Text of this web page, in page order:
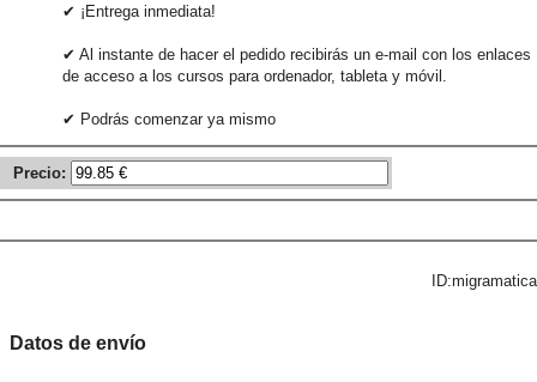
✔ ¡Entrega inmediata!
✔ Al instante de hacer el pedido recibirás un e-mail con los enlaces
de acceso a los cursos para ordenador, tableta y móvil.
✔ Podrás comenzar ya mismo
Precio:
ID:migramatica
Datos de envío